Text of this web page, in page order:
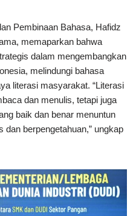
Pembinaan Bahasa, Hafidz
memaparkan bahwa
dalam mengembangkan
melindungi bahasa
literasi masyarakat. “Literasi
dan menulis, tetapi juga
baik dan benar menuntun
dan berpengetahuan,” ungkap